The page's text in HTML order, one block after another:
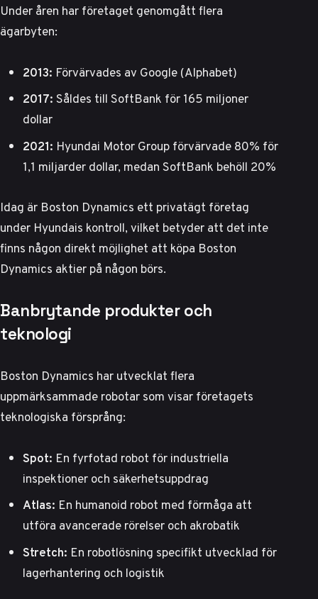
Under åren har företaget genomgått flera
ägarbyten:
2013: Förvärvades av Google (Alphabet)
2017:Såldes till SoftBank för 165 miljoner
dollar
2021: Hyundai Motor Group förvärvade 80% för
1,1 miljarder dollar, medan SoftBank behöll 20%
Idag är Boston Dynamics ett privatägt företag
under Hyundais kontroll, vilket betyder att det inte
finns någon direkt möjlighet att köpa Boston
Dynamics aktier på någon börs.
Banbrytande produkter och
teknologi
Boston Dynamics har utvecklat flera
uppmärksammade robotar som visar företagets
teknologiska försprång:
Spot: En fyrfotad robot för industriella
inspektioner och säkerhetsuppdrag
Atlas: En humanoid robot med förmåga att
utföra avancerade rörelser och akrobatik
Stretch: En robotlösning specifikt utvecklad för
lagerhantering och logistik